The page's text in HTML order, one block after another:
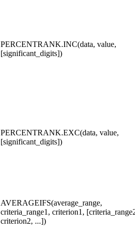
PERCENTRANK.INC(data, value,
[significant_digits])
PERCENTRANK.EXC(data, value,
[significant_digits])
AVERAGEIFS(average_range,
criteria_range1, criterion1,
criterion2, ...])